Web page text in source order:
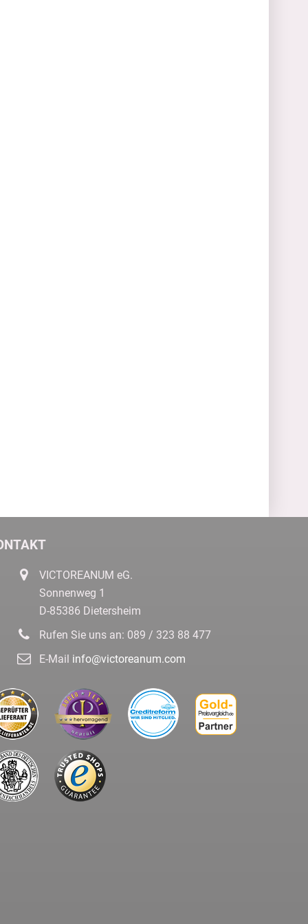
VICTOREANUM eG.
Sonnenweg 1
D-85386 Dietersheim
Rufen Sie uns an: 089 / 323 88 477
E-Mail info@victoreanum.com